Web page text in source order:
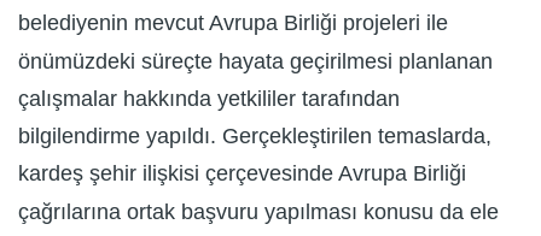
belediyenin mevcut Avrupa Birliği projeleri ile
önümüzdeki süreçte hayata geçirilmesi planlanan
çalışmalar hakkında yetkililer tarafından
bilgilendirme yapıldı. Gerçekleştirilen temaslarda,
kardeş şehir ilişkisi çerçevesinde Avrupa Birliği
çağrılarına ortak başvuru yapılması konusu da ele